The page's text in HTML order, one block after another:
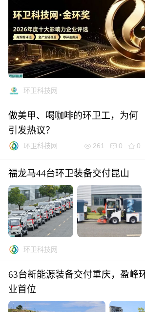
环卫科技网
做美甲、喝咖啡的环卫工，为何
引发热议？
环卫科技网 261 0 0
福龙马44台环卫装备交付昆山
环卫科技网
63台新能源装备交付重庆，盈峰
业首位